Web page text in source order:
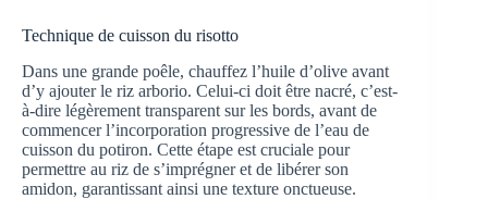
Technique de cuisson du risotto
Dans une grande poêle, chauffez l’huile d’olive avant
d’y ajouter le riz arborio. Celui-ci doit être nacré, c’est-
à-dire légèrement transparent sur les bords, avant de
commencer l’incorporation progressive de l’eau de
cuisson du potiron. Cette étape est cruciale pour
permettre au riz de s’imprégner et de libérer son
amidon, garantissant ainsi une texture onctueuse.